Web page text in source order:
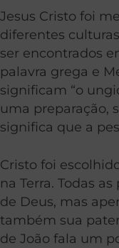
Jesus Cristo foi
diferentes
ser encontrados
palavra grega e
significam “o
uma preparação,
significa que a
Cristo foi
na Terra. Todas
de Deus, mas
também sua
de João fala um